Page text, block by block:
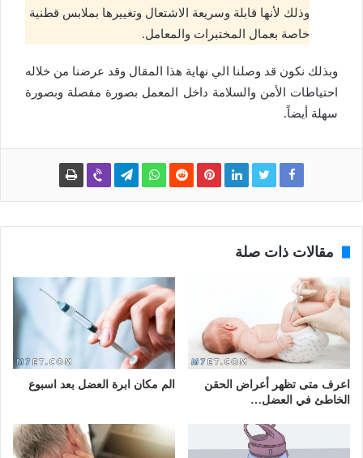
وذلك لأنها قابلة وسريعة الاشتعال وتغييرها بملابس قطنية
خاصة بعمال المختبرات والمعامل.
وبذلك نكون قد وصلنا الي نهاية هذا المقال وقد عرضنا من خلاله
احتياطات الأمن والسلامة داخل المعمل بصورة مفصلة وبصورة
سهلة أيضاً.
مقالات ذات صلة
اعرف متى تظهر أعراض الحقن
الخاطئ في العضل…
الم مكان ابرة العضل بعد اسبوع